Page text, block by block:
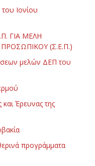
Ιονίου
ΓΙΑ ΜΕΛΗ
(Σ.Ε.Π.)
μελών ΔΕΠ του
Έρευνας της
προγράμματα